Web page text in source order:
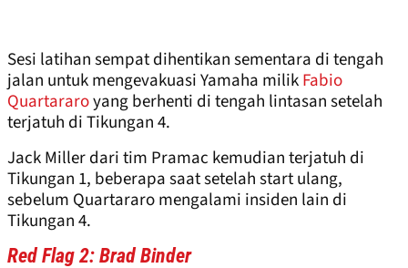
Sesi latihan sempat dihentikan sementara di tengah
jalan untuk mengevakuasi Yamaha milikFabio
Quartararoyang berhenti di tengah lintasan setelah
terjatuh di Tikungan 4.
Jack Miller dari tim Pramac kemudian terjatuh di
Tikungan 1, beberapa saat setelah start ulang,
sebelum Quartararo mengalami insiden lain di
Tikungan 4.
Red Flag 2: Brad Binder